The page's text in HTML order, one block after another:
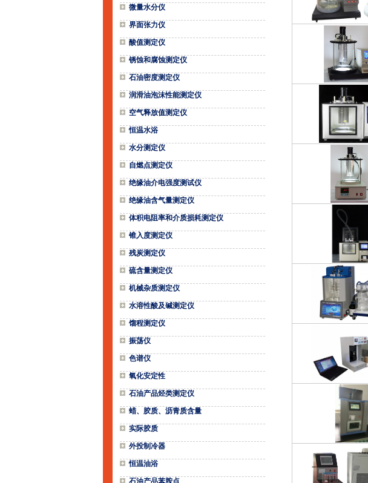
微量水分仪
界面张力仪
酸值测定仪
锈蚀和腐蚀测定仪
石油密度测定仪
润滑油泡沫性能测定仪
空气释放值测定仪
恒温水浴
水分测定仪
自燃点测定仪
绝缘油介电强度测试仪
绝缘油含气量测定仪
体积电阻率和介质损耗测定仪
锥入度测定仪
残炭测定仪
硫含量测定仪
机械杂质测定仪
水溶性酸及碱测定仪
馏程测定仪
振荡仪
色谱仪
氧化安定性
石油产品烃类测定仪
蜡、胶质、沥青质含量
实际胶质
外投制冷器
恒温油浴
石油产品苯胺点